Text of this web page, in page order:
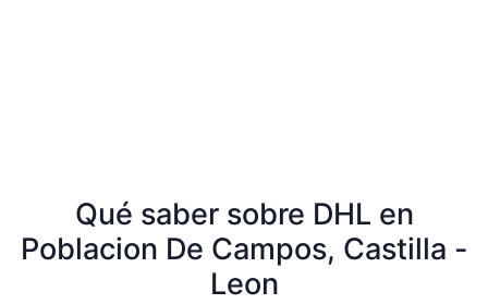
Qué saber sobre DHL en
Poblacion De Campos, Castilla -
Leon